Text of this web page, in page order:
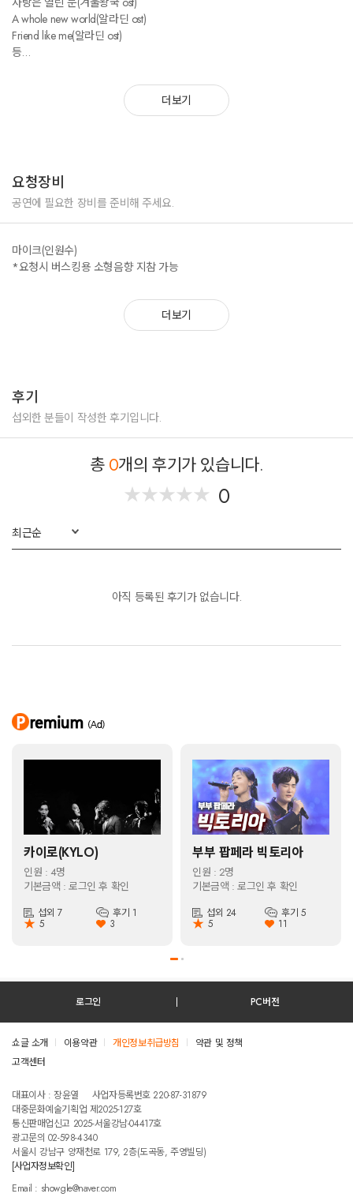
2024
동구 해맞이 행사 축하공연
구미 삼성전자 어린이날 공연
지원사업, "Dal"콤한 여름 "Song"과 함께! 기획 및 공연
힐링필링 포항철길숲야행 버스킹 공연
달성가족문화축제 공연
대구패션주얼리위크 축하공연
종로가무(Song&Dance) 페스티벌 축하공연
성내1동 주민한마음축제 축하공연
불로불로 막걸리 축제 축하공연
칠성종합시장 GOOD 페스티벌 축하공연
A whole new world(알라딘 ost)
Friend like me(알라딘 ost)
등
I could have danced all night(영화 My fair lady)
Can't help falling in love(뮤지컬 올슉업)
성악
우정의 노래
아름다운 나라
아 대한민국
등
무조건
등
애니메이션 메들리(타요버스, 로보카폴리, 아기상어)
더보기
요청장비
공연에 필요한 장비를 준비해 주세요.
마이크(인원수)
*요청시 버스킹용 소형음향 지참 가능
더보기
후기
섭외한 분들이 작성한 후기입니다.
총 0개의 후기가 있습니다.
★★★★★
★★★★★ 0
최근순
아직 등록된 후기가 없습니다.
카이로(KYLO)
인원 : 4명
기본금액 : 로그인 후 확인
섭외 7 후기 1
★ 5 3
부부 팝페라 빅토리아
인원 : 2명
기본금액 : 로그인 후 확인
섭외 24 후기 5
★ 5 11
로그인 PC버전
쇼글 소개 이용약관 개인정보취급방침
약관 및 정책
고객센터
대표이사 : 장윤열
사업자등록번호 220-87-31879
대중문화예술기획업 제2025-127호
통신판매업신고 2025-서울강남-04417호
광고문의 02-598-4340
서울시 강남구 양재천로 179, 2층(도곡동, 주영빌딩)
[사업자정보확인]
Email : showgle@naver.com